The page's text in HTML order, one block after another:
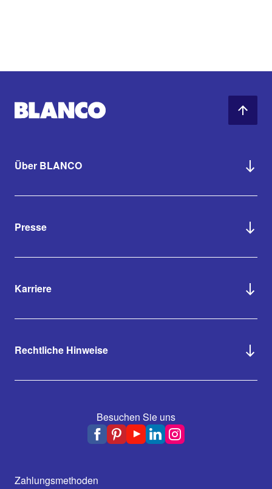
Über BLANCO
Presse
Karriere
Rechtliche Hinweise
Besuchen Sie uns
Zahlungsmethoden